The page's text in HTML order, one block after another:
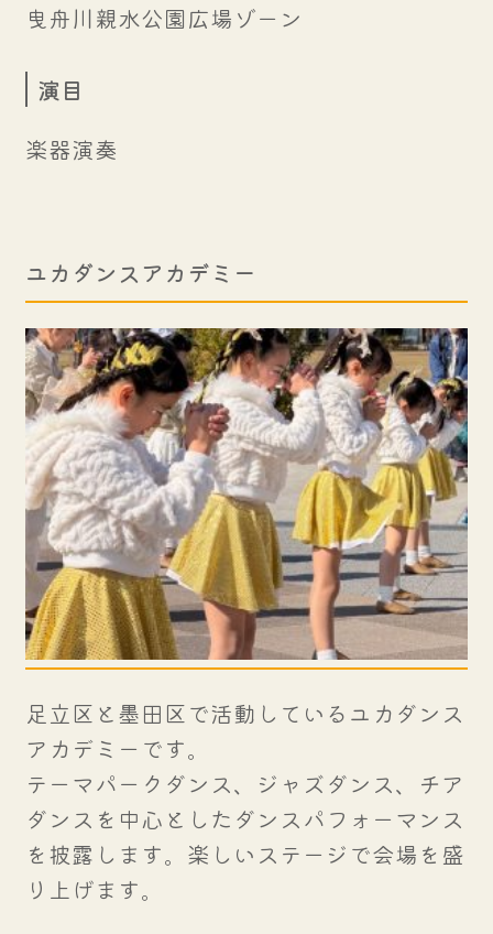
曳舟川親水公園広場ゾーン
演目
楽器演奏
ユカダンスアカデミー
足立区と墨田区で活動しているユカダンス
アカデミーです。
テーマパークダンス、ジャズダンス、チア
ダンスを中心としたダンスパフォーマンス
を披露します。楽しいステージで会場を盛
り上げます。